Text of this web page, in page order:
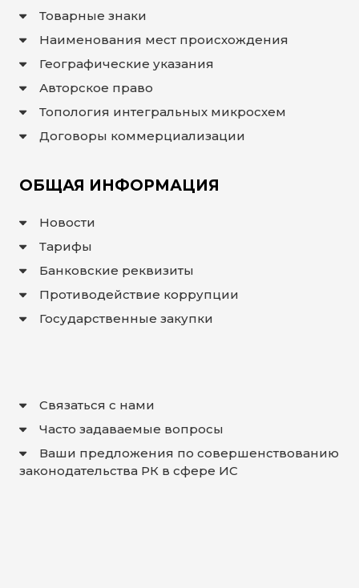
Товарные знаки
Наименования мест происхождения
Географические указания
Авторское право
Топология интегральных микросхем
Договоры коммерциализации
ОБЩАЯ ИНФОРМАЦИЯ
Новости
Тарифы
Банковские реквизиты
Противодействие коррупции
Государственные закупки
Связаться с нами
Часто задаваемые вопросы
Ваши предложения по совершенствованию
законодательства РК в сфере ИС